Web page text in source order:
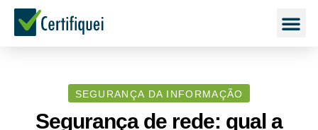
SEGURANÇA DA INFORMAÇÃO
Segurança de rede: qual a